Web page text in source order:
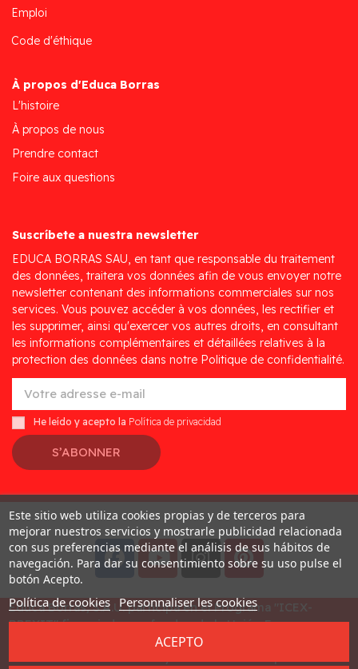
Emploi
Code d'éthique
À propos d'Educa Borras
L'histoire
À propos de nous
Prendre contact
Foire aux questions
Suscríbete a nuestra newsletter
EDUCA BORRAS SAU, en tant que responsable du traitement
des données, traitera vos données afin de vous envoyer notre
newsletter contenant des informations commerciales sur nos
services. Vous pouvez accéder à vos données, les rectifier et
les supprimer, ainsi qu'exercer vos autres droits, en consultant
les informations complémentaires et détaillées relatives à la
protection des données dans notre Politique de confidentialité.
He leído y acepto la Política de privacidad
S’ABONNER
Desarrollado porAddis
Educa Borras, S.A.U. participa en el Programa "ICEX-
BREXIT" financiado por fondos de la Unión Europea, para
mitigar las consecuencias adversas de la retirada del
Este sitio web utiliza cookies propias y de terceros para
mejorar nuestros servicios y mostrarle publicidad relacionada
con sus preferencias mediante el análisis de sus hábitos de
navegación. Para dar su consentimiento sobre su uso pulse el
botón Acepto.
Política de cookies Personnaliser les cookies
ACEPTO